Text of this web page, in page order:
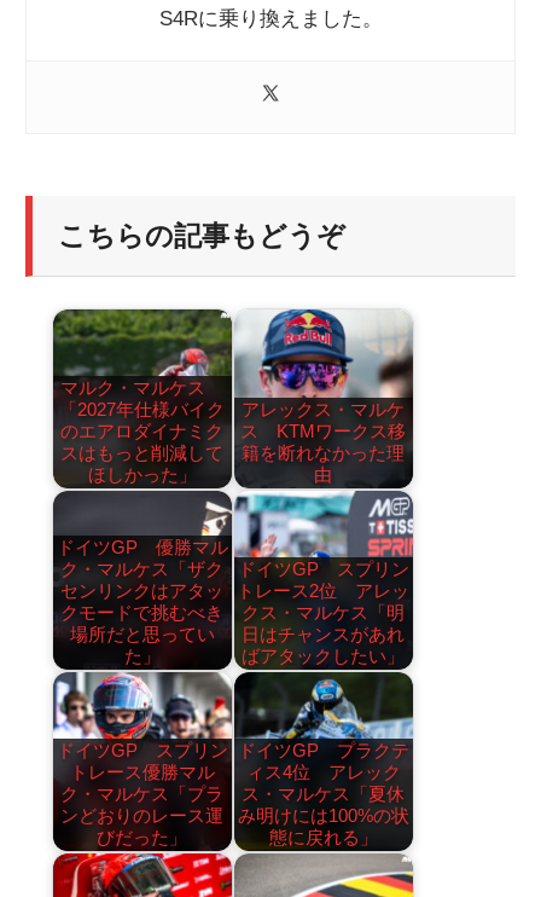
S4Rに乗り換えました。
こちらの記事もどうぞ
マルク・マルケス
「2027年仕様バイク
のエアロダイナミク
スはもっと削減して
ほしかった」
アレックス・マルケ
ス KTMワークス移
籍を断れなかった理
由
ドイツGP 優勝マル
ク・マルケス「ザク
センリンクはアタッ
クモードで挑むべき
場所だと思ってい
た」
ドイツGP スプリン
トレース2位 アレッ
クス・マルケス「明
日はチャンスがあれ
ばアタックしたい」
ドイツGP スプリン
トレース優勝マル
ク・マルケス「プラ
ンどおりのレース運
びだった」
ドイツGP プラクテ
ィス4位 アレック
ス・マルケス「夏休
み明けには100%の状
態に戻れる」